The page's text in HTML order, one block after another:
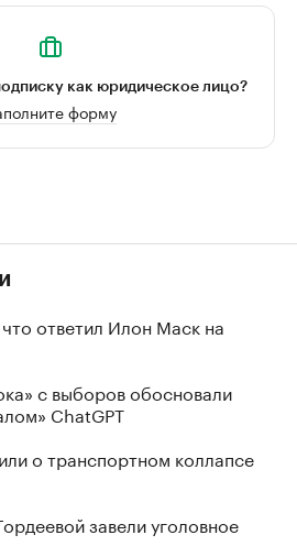
как юридическое лицо?
форму
ответил Илон Маск на
с выборов обосновали
ChatGPT
о транспортном коллапсе
завели уголовное